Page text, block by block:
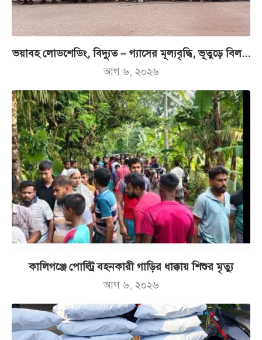
ভয়াবহ লোডশেডিং, বিদ্যুত – গ্যাসের মূল্যবৃদ্ধি, ভূতুড়ে বিল...
আগ ৬, ২০২৬
কালিগঞ্জে পোল্ট্রি বহনকারী গাড়ির ধাক্কায় শিশুর মৃত্যু
আগ ৬, ২০২৬